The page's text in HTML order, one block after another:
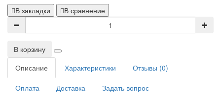
В закладки
В сравнение
В корзину
Описание
Характеристики Отзывы (0)
Оплата Доставка Задать вопрос